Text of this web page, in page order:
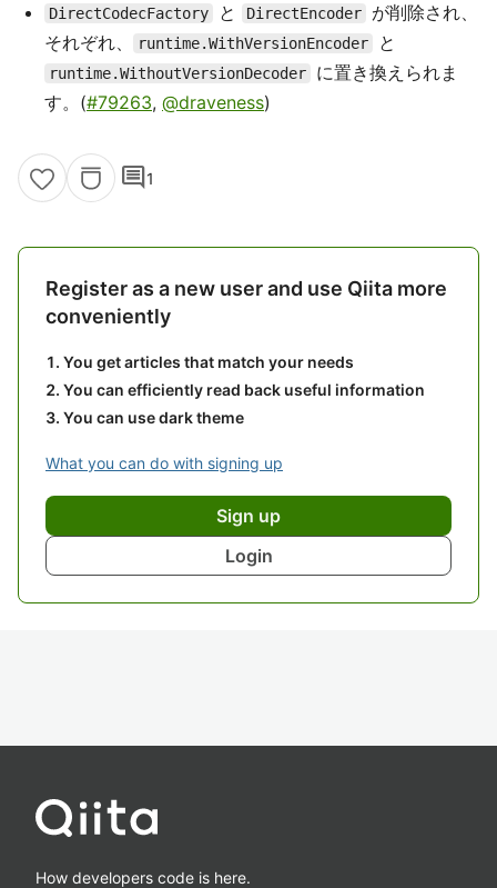
DirectCodecFactory と DirectEncoder
が削除され、
それぞれ、
runtime.WithVersionEncoder と
runtime.WithoutVersionDecoder
に置き換えられま
す。(#79263, @draveness)
comment1
Register as a new user and use Qiita more
conveniently
You get articles that match your needs
You can efficiently read back useful information
You can use dark theme
What you can do with signing up
Sign up
Login
How developers code is here.